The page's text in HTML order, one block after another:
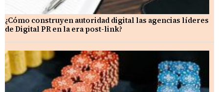
¿Cómo construyen autoridad digital las agencias líderes
de Digital PR en la era post-link?